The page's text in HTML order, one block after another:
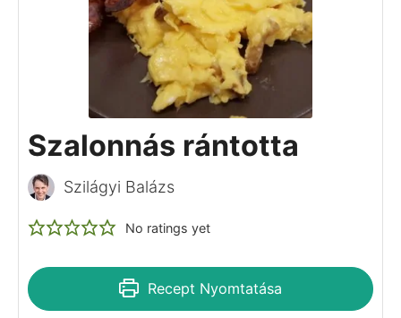
Természetesen ízlés szerint borssal,
pirospaprikával is meg lehet szórni.